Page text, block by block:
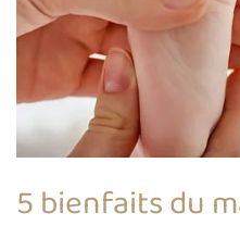
5 bienfaits du